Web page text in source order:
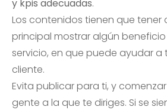
y kpis adecuadas.
Los contenidos tienen que
principal mostrar algún
servicio, en que puede ayudar a
cliente.
Evita publicar para ti, y
gente a la que te diriges. Si se